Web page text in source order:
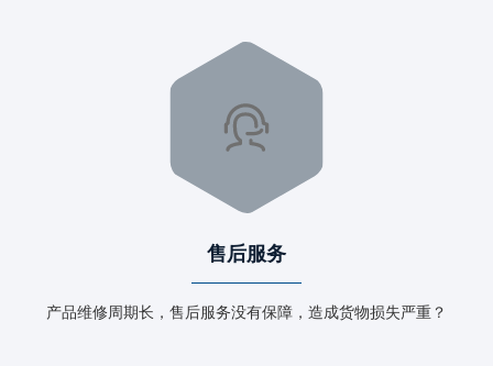
售后服务
产品维修周期长，售后服务没有保障，造成货物损失严重？